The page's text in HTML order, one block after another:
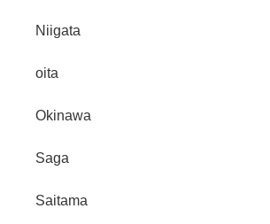
Niigata
oita
Okinawa
Saga
Saitama